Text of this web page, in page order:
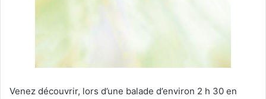
Venez découvrir, lors d’une balade d’environ 2 h 30 en